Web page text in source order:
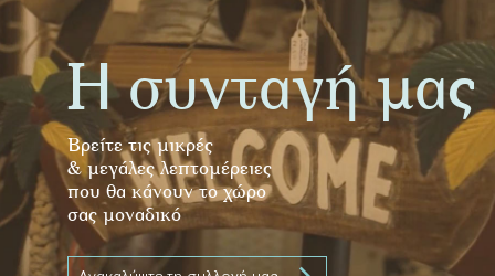
Η συνταγή μας
Βρείτε τις μικρές
& μεγάλες λεπτομέρειες
που θα κάνουν το χώρο
σας μοναδικό